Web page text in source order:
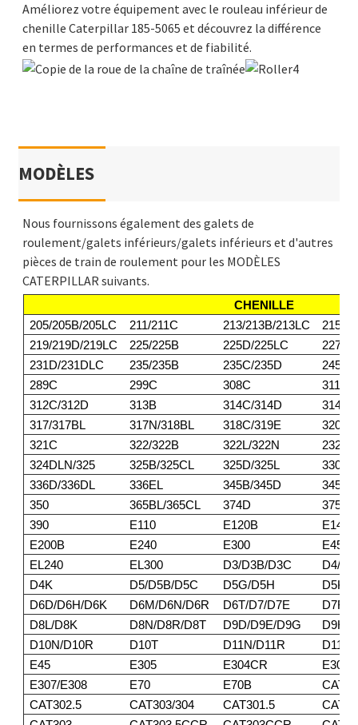
Améliorez votre équipement avec le rouleau inférieur de
chenille Caterpillar 185-5065 et découvrez la différence
en termes de performances et de fiabilité.
MODÈLES
Nous fournissons également des galets de
roulement/galets inférieurs/galets inférieurs et d'autres
pièces de train de roulement pour les MODÈLES
CATERPILLAR suivants.
CHENILLE
205/205B/205LC
211/211C 213/213B/213LC
215/
219/219D/219LC
225/225B 225D/225LC
227
231D/231DLC
235/235B 235C/235D
245/
289C
299C 308C
311/
312C/312D
313B 314C/314D
314E/
317/317BL
317N/318BL 318C/319E
321C
322/322B 322L/322N
324DLN/325
325B/325CL 325D/325L
330/
336D/336DL
336EL 345B/345D
345DL
350
365BL/365CL 374D
375/
390
E110 E120B
E140
E200B
E240 E300
E450
EL240
EL300 D3/D3B/D3C
D4/
D4K
D5/D5B/D5C D5G/D5H
D5K/
D6D/D6H/D6K
D6M/D6N/D6R D6T/D7/D7E
D7F/
D8L/D8K
D8N/D8R/D8T D9D/D9E/D9G
D9H/
D10N/D10R
D10T D11N/D11R
D11T
E45
E305 E304CR
E307/E308
E70 E70B
CAT302.5
CAT303/304 CAT301.5